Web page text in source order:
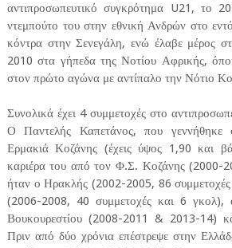
αντιπροσωπευτικό συγκρότημα U21, το
ντεμπούτο του στην εθνική Ανδρών στο
κόντρα στην Σενεγάλη, ενώ έλαβε μέρος
2010 στα γήπεδα της Νοτίου Αφρικής,
στον πρώτο αγώνα με αντίπαλο την Νότιο
Συνολικά έχει 4 συμμετοχές στο
Ο Παντελής Καπετάνος, που γεννήθηκε
Ερμακιά Κοζάνης (έχεις ύψος 1,90 και
καριέρα του από τον Φ.Σ. Κοζάνης (2000-
ήταν ο Ηρακλής (2002-2005, 86
(2006-2008, 40 συμμετοχές και 6 γκολ),
Βουκουρεστίου (2008-2011 & 2013-14)
Πριν από δύο χρόνια επέστρεψε στην